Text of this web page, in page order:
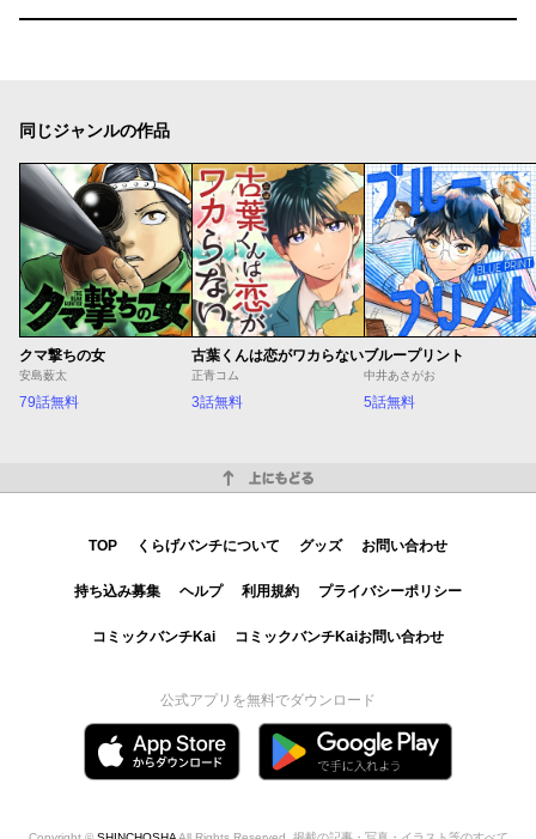
同じジャンルの作品
クマ撃ちの女
安島薮太
79話無料
古葉くんは恋がワカらない
正青コム
3話無料
ブループリント
中井あさがお
5話無料
TOP くらげバンチについて グッズ お問い合わせ
持ち込み募集 ヘルプ 利用規約 プライバシーポリシー
コミックバンチKai コミックバンチKaiお問い合わせ
公式アプリを無料でダウンロード